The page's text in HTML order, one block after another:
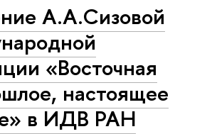
А.А.Сизовой
«Восточная
настоящее
в ИДВ РАН